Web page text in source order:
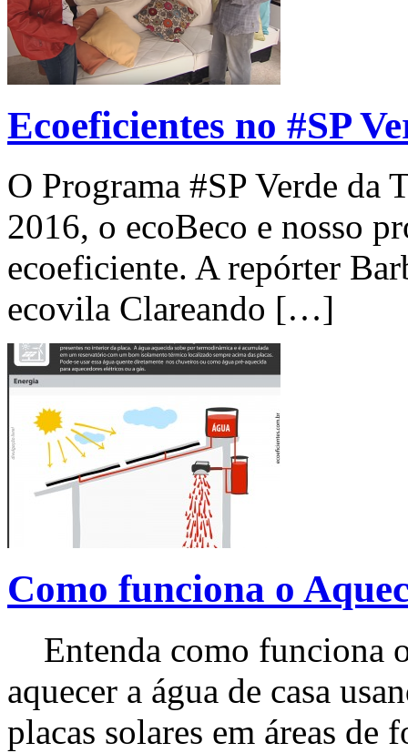
Ecoeficientes no #SP
O Programa #SP Verde da
2016, o ecoBeco e nosso
ecoeficiente. A repórter
ecovila Clareando […]
Como funciona o
Entenda como funciona
aquecer a água de casa
placas solares em áreas